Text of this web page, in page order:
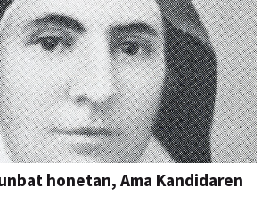
honetan, Ama Kandidaren